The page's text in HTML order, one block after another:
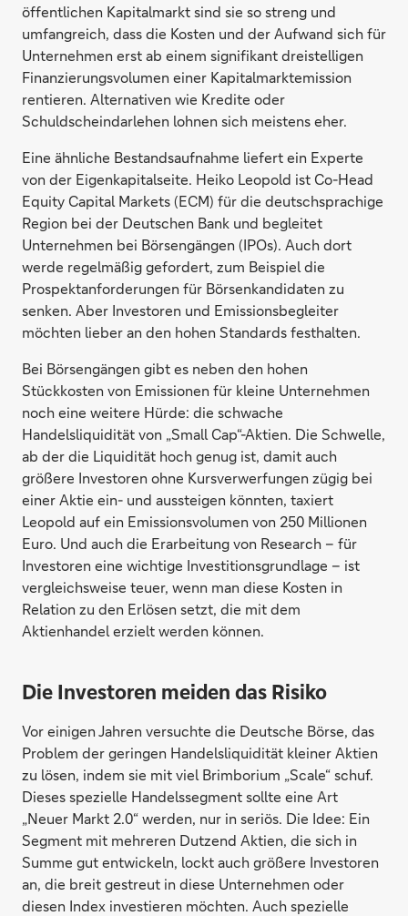
öffentlichen Kapitalmarkt sind sie so streng und
umfangreich, dass die Kosten und der Aufwand sich für
Unternehmen erst ab einem signifikant dreistelligen
Finanzierungsvolumen einer Kapitalmarktemission
rentieren. Alternativen wie Kredite oder
Schuldscheindarlehen lohnen sich meistens eher.
Eine ähnliche Bestandsaufnahme liefert ein Experte
von der Eigenkapitalseite. Heiko Leopold ist Co-Head
Equity Capital Markets (ECM) für die deutschsprachige
Region bei der Deutschen Bank und begleitet
Unternehmen bei Börsengängen (IPOs). Auch dort
werde regelmäßig gefordert, zum Beispiel die
Prospektanforderungen für Börsenkandidaten zu
senken. Aber Investoren und Emissionsbegleiter
möchten lieber an den hohen Standards festhalten.
Bei Börsengängen gibt es neben den hohen
Stückkosten von Emissionen für kleine Unternehmen
noch eine weitere Hürde: die schwache
Handelsliquidität von „Small Cap“-Aktien. Die Schwelle,
ab der die Liquidität hoch genug ist, damit auch
größere Investoren ohne Kursverwerfungen zügig bei
einer Aktie ein- und aussteigen könnten, taxiert
Leopold auf ein Emissionsvolumen von 250 Millionen
Euro. Und auch die Erarbeitung von Research – für
Investoren eine wichtige Investitionsgrundlage – ist
vergleichsweise teuer, wenn man diese Kosten in
Relation zu den Erlösen setzt, die mit dem
Aktienhandel erzielt werden können.
Die Investoren meiden das Risiko
Vor einigen Jahren versuchte die Deutsche Börse, das
Problem der geringen Handelsliquidität kleiner Aktien
zu lösen, indem sie mit viel Brimborium „Scale“ schuf.
Dieses spezielle Handelssegment sollte eine Art
„Neuer Markt 2.0“ werden, nur in seriös. Die Idee: Ein
Segment mit mehreren Dutzend Aktien, die sich in
Summe gut entwickeln, lockt auch größere Investoren
an, die breit gestreut in diese Unternehmen oder
diesen Index investieren möchten. Auch spezielle